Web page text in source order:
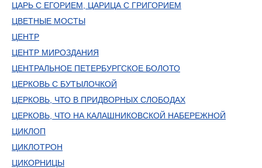
ЦАРЬ С ЕГОРИЕМ, ЦАРИЦА С ГРИГОРИЕМ
ЦВЕТНЫЕ МОСТЫ
ЦЕНТР
ЦЕНТР МИРОЗДАНИЯ
ЦЕНТРАЛЬНОЕ ПЕТЕРБУРГСКОЕ БОЛОТО
ЦЕРКОВЬ С БУТЫЛОЧКОЙ
ЦЕРКОВЬ, ЧТО В ПРИДВОРНЫХ СЛОБОДАХ
ЦЕРКОВЬ, ЧТО НА КАЛАШНИКОВСКОЙ НАБЕРЕЖНОЙ
ЦИКЛОП
ЦИКЛОТРОН
ЦИКОРНИЦЫ